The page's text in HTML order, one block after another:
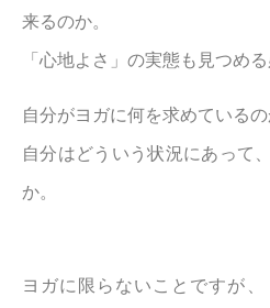
来るのか。
「心地よさ」の実態も見つめ
自分がヨガに何を求めているの
自分はどういう状況にあって
か。
ヨガに限らないことですが